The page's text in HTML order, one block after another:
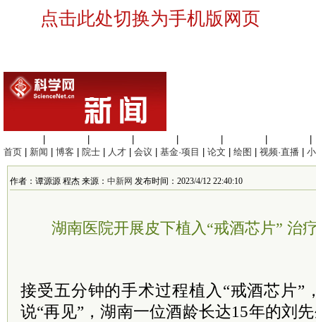
点击此处切换为手机版网页
首页
新闻 博客 院士 人才 会议 基金·项目 论文 绘图 视频·直播
作者：谭源源 程杰 来源： 中新网 发布时间：2023/4/12 22:40:10
湖南医院开展皮下植入“戒酒芯片” 治
接受五分钟的手术过程植入“戒酒芯片”
说“再见”，湖南一位酒龄长达15年的刘